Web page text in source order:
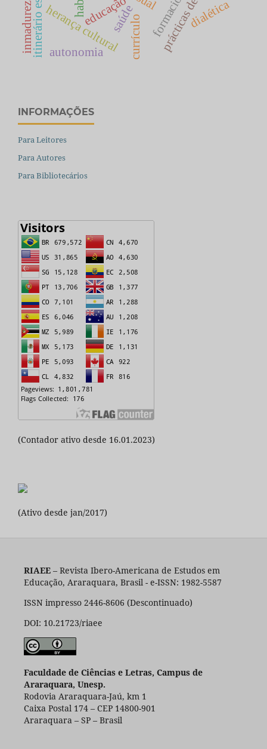
educação
herança culturalsaúde dialética
autonomia currículo
INFORMAÇÕES
Para Leitores
Para Autores
Para Bibliotecários
(Contador ativo desde 16.01.2023)
(Ativo desde jan/2017)
RIAEE– Revista Ibero-Americana de Estudos em
Educação, Araraquara, Brasil - e-ISSN: 1982-5587
ISSN impresso 2446-8606 (Descontinuado)
DOI: 10.21723/riaee
Faculdade de Ciências e Letras, Campus de
Araraquara, Unesp.
Rodovia Araraquara-Jaú, km 1
Caixa Postal 174 – CEP 14800-901
Araraquara – SP – Brasil